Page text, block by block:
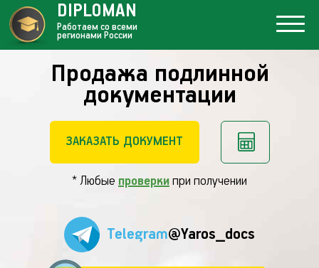
Продажа подлинной
документации
ЗАКАЗАТЬ ДОКУМЕНТ
* Любые проверки при получении
Telegram@Yaros_docs
DIPLOMAN
Работаем со всеми
регионами России